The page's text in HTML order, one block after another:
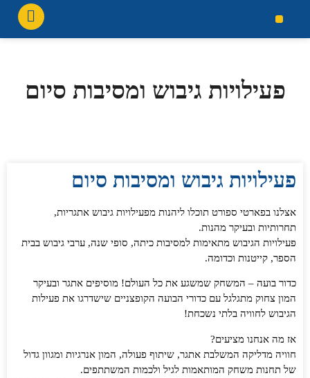
פעילויות גיבוש ומסיבות סיום
פעילויות גיבוש ומסיבות סיום
אצלנו בפארטי ספורט תוכלו ליהנות מפעילויות גיבוש אתגריות,
תחרותיות ובעיקר מהנות.
פעילויות הגיבוש מתאימות למסיבות כיתה, סופי שנה, ערבי גיבוש בבית
הספר, קייטנות וכדומה.
כדור בועה – המשחק שמשגע את כל העולם! מוסיפים אתגר ובעיקר
המון צחוק מתגלגל עם כדורי הבועה הקופצניים שישדרגו את פעילות
הגיבוש לחוויה בלתי נשכחת!
אז מה אנחנו מציעים?
חוויה מדליקה המשלבת אתגר, שיתוף פעולה, המון אנרגיות ומגוון גדול
של תחנות משחק המותאמות לגיל ולכמות המשתתפים.